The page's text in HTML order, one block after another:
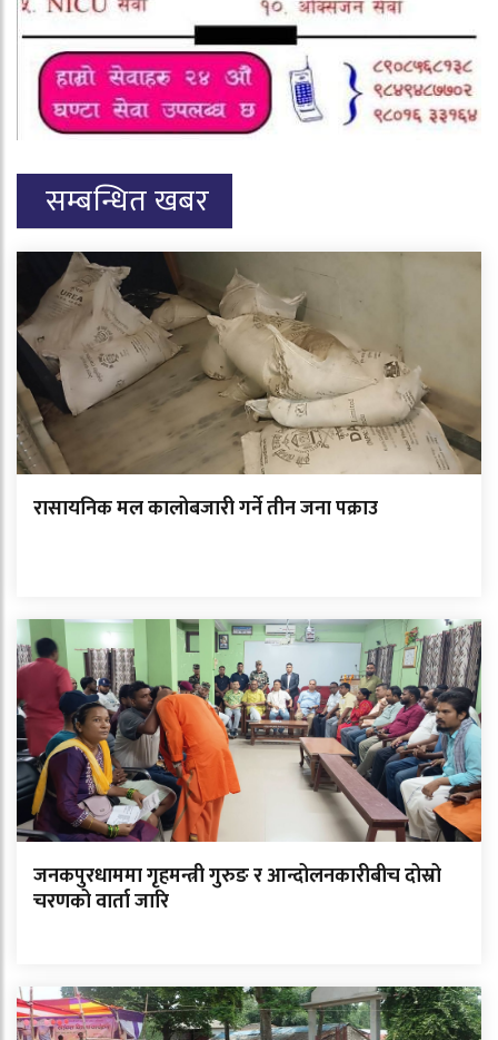
सम्बन्धित खबर
रासायनिक मल कालोबजारी गर्ने तीन जना पक्राउ
जनकपुरधाममा गृहमन्त्री गुरुङ र आन्दोलनकारीबीच दोस्रो
चरणको वार्ता जारि